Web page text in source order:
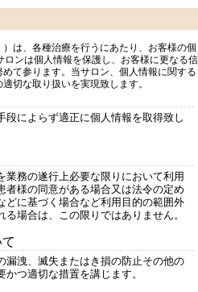
は、各種治療を行うにあたり、お客様の個
ロンは個人情報を保護し、お客様に更なる信
て参ります。当サロン、個人情報に関する
切な取り扱いを実現致します。
段によらず適正に個人情報を取得致し
業務の遂行上必要な限りにおいて利用
者様の同意がある場合又は法令の定め
どに基づく場合など利用目的の範囲外
場合は、この限りではありません。
て
漏洩、滅失またはき損の防止その他の
つ適切な措置を講じます。